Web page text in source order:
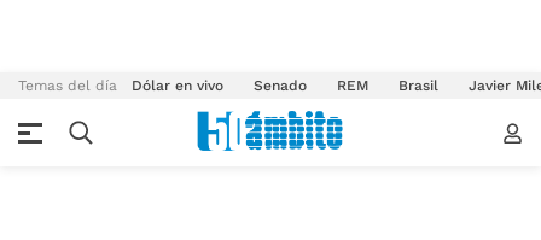
Temas del día Dólar en vivo Senado REM Brasil Javier